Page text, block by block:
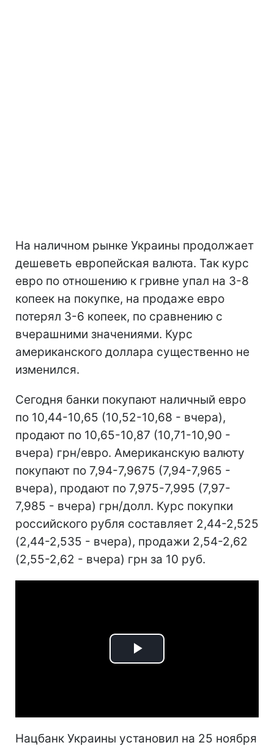
На наличном рынке Украины продолжает
дешеветь европейская валюта. Так курс
евро по отношению к гривне упал на 3-8
копеек на покупке, на продаже евро
потерял 3-6 копеек, по сравнению с
вчерашними значениями. Курс
американского доллара существенно не
изменился.
Сегодня банки покупают наличный евро
по 10,44-10,65 (10,52-10,68 - вчера),
продают по 10,65-10,87 (10,71-10,90 -
вчера) грн/евро. Американскую валюту
покупают по 7,94-7,9675 (7,94-7,965 -
вчера), продают по 7,975-7,995 (7,97-
7,985 - вчера) грн/долл. Курс покупки
российского рубля составляет 2,44-2,525
(2,44-2,535 - вчера), продажи 2,54-2,62
(2,55-2,62 - вчера) грн за 10 руб.
Play
Нацбанк Украины установил на 25 ноября